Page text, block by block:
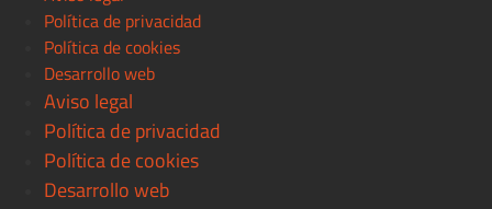
Política de privacidad
Política de cookies
Desarrollo web
Aviso legal
Política de privacidad
Política de cookies
Desarrollo web